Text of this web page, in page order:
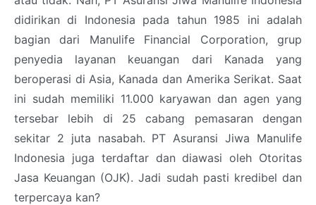
didirikan di Indonesia pada tahun 1985 ini adalah
bagian dari Manulife Financial Corporation, grup
penyedia layanan keuangan dari Kanada yang
beroperasi di Asia, Kanada dan Amerika Serikat. Saat
ini sudah memiliki 11.000 karyawan dan agen yang
tersebar lebih di 25 cabang pemasaran dengan
sekitar 2 juta nasabah. PT Asuransi Jiwa Manulife
Indonesia juga terdaftar dan diawasi oleh Otoritas
Jasa Keuangan (OJK). Jadi sudah pasti kredibel dan
terpercaya kan?